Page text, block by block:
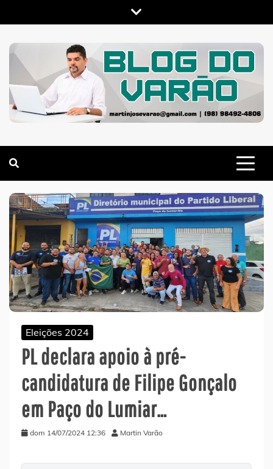
to
content
Eleições 2024
PL declara apoio à pré-
candidatura de Filipe Gonçalo
em Paço do Lumiar…
dom 14/07/2024 12:36 Martin Varão